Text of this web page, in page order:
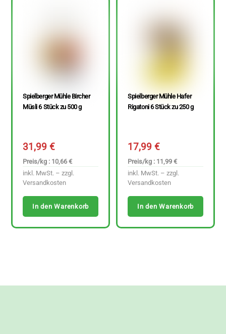
Spielberger Mühle Bircher
Müsli 6 Stück zu 500 g
31,99€
Preis/kg : 10,66 €
inkl. MwSt. – zzgl.
Versandkosten
In den Warenkorb
Spielberger Mühle Hafer
Rigatoni 6 Stück zu 250 g
17,99€
Preis/kg : 11,99 €
inkl. MwSt. – zzgl.
Versandkosten
In den Warenkorb